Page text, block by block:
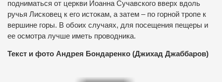
подниматься от церкви Иоанна Сучавского вверх вдоль
ручья Лисковец к его истокам, а затем – по горной тропе к
вершине горы. В обоих случаях, для посещения пещеры и
ее осмотра лучше иметь проводника.
Текст и фото Андрея Бондаренко (Джихад Джаббаров)